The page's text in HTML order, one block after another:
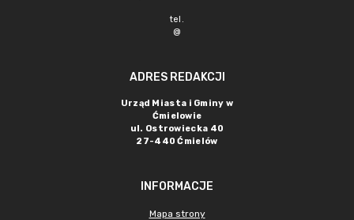
tel.
@
ADRES REDAKCJI
Urząd Miasta i Gminy w
Ćmielowie
ul. Ostrowiecka 40
27-440 Ćmielów
INFORMACJE
Mapa strony